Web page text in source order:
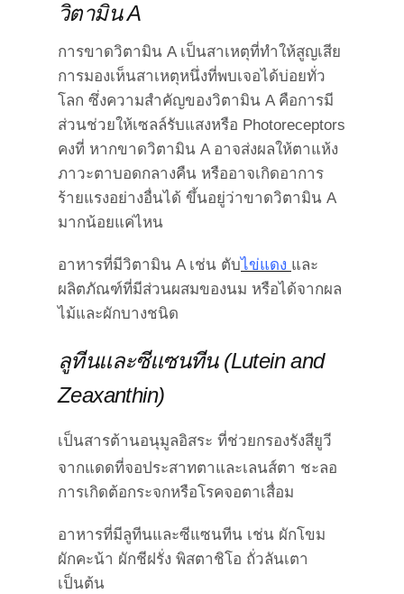
วิตามิน A
การขาดวิตามิน A เป็นสาเหตุที่ทำให้สูญเสีย
การมองเห็นสาเหตุหนึ่งที่พบเจอได้บ่อยทั่ว
โลก ซึ่งความสำคัญของวิตามิน A คือการมี
ส่วนช่วยให้เซลล์รับแสงหรือ Photoreceptors
คงที่ หากขาดวิตามิน A อาจส่งผลให้ตาแห้ง
ภาวะตาบอดกลางคืน หรืออาจเกิดอาการ
ร้ายแรงอย่างอื่นได้ ขึ้นอยู่ว่าขาดวิตามิน A
มากน้อยแค่ไหน
อาหารที่มีวิตามิน A เช่น ตับไข่แดง และ
ผลิตภัณฑ์ที่มีส่วนผสมของนม หรือได้จากผล
ไม้และผักบางชนิด
ลูทีนและซีแซนทีน (Lutein and
Zeaxanthin)
เป็นสารต้านอนุมูลอิสระ ที่ช่วยกรองรังสียูวี
จากแดดที่จอประสาทตาและเลนส์ตา ชะลอ
การเกิดต้อกระจกหรือโรคจอตาเสื่อม
อาหารที่มีลูทีนและซีแซนทีน เช่น ผักโขม
ผักคะน้า ผักชีฝรั่ง พิสตาชิโอ ถั่วลันเตา
เป็นต้น